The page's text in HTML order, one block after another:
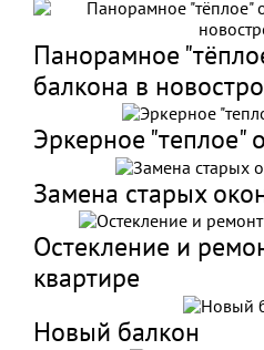
Панорамное
балкона в
Эркерное "теплое"
Замена старых
Остекление и
квартире
Новый балкон